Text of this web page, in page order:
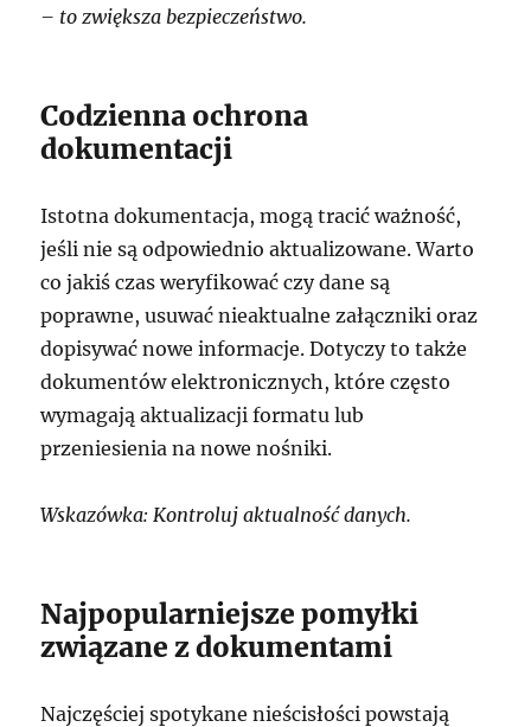
– to zwiększa bezpieczeństwo.
Codzienna ochrona
dokumentacji
Istotna dokumentacja, mogą tracić ważność,
jeśli nie są odpowiednio aktualizowane. Warto
co jakiś czas weryfikować czy dane są
poprawne, usuwać nieaktualne załączniki oraz
dopisywać nowe informacje. Dotyczy to także
dokumentów elektronicznych, które często
wymagają aktualizacji formatu lub
przeniesienia na nowe nośniki.
Wskazówka: Kontroluj aktualność danych.
Najpopularniejsze pomyłki
związane z dokumentami
Najczęściej spotykane nieścisłości powstają